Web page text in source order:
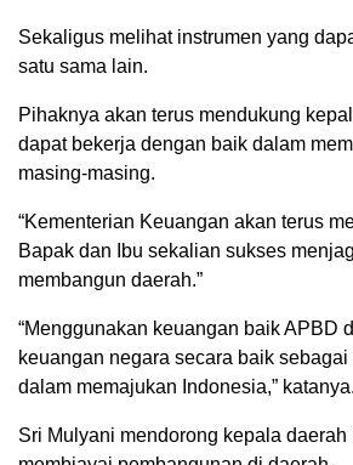
Sekaligus melihat instrumen yang
satu sama lain.
Pihaknya akan terus mendukung
dapat bekerja dengan baik dalam
masing-masing.
“Kementerian Keuangan akan terus
Bapak dan Ibu sekalian sukses
membangun daerah.”
“Menggunakan keuangan baik APBD
keuangan negara secara baik
dalam memajukan Indonesia,” katanya.
Sri Mulyani mendorong kepala